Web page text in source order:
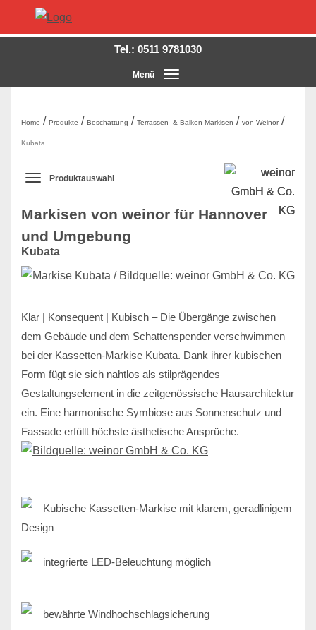
Tel.: 0511 9781030
Hauptmenü ausklappen
Menü
Home / Produkte / Beschattung / Terrassen- & Balkon-Markisen / von Weinor/
Kubata
Produktauswahl-Menü ausklappen
Produktauswahl
Markisen von weinor für Hannover
und Umgebung
Kubata
Klar | Konsequent | Kubisch – Die Übergänge zwischen
dem Gebäude und dem Schattenspender verschwimmen
bei der Kassetten-Markise Kubata. Dank ihrer kubischen
Form fügt sie sich nahtlos als stilprägendes
Gestaltungselement in die zeitgenössische Hausarchitektur
ein. Eine harmonische Symbiose aus Sonnenschutz und
Fassade erfüllt höchste ästhetische Ansprüche.
Kubische Kassetten-Markise mit klarem, geradlinigem
Design
integrierte LED-Beleuchtung möglich
bewährte Windhochschlagsicherung